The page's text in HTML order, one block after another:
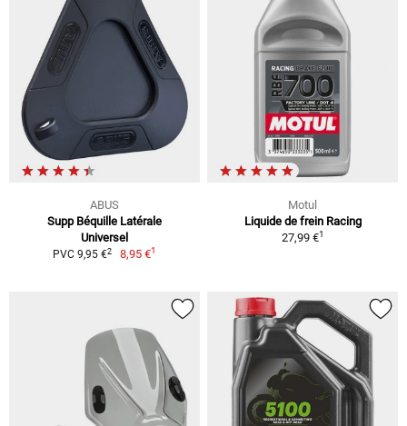
ABUS
Supp Béquille Latérale
Universel
PVC 9,95 €2 8,95 €1
Motul
Liquide de frein Racing
27,99 €1